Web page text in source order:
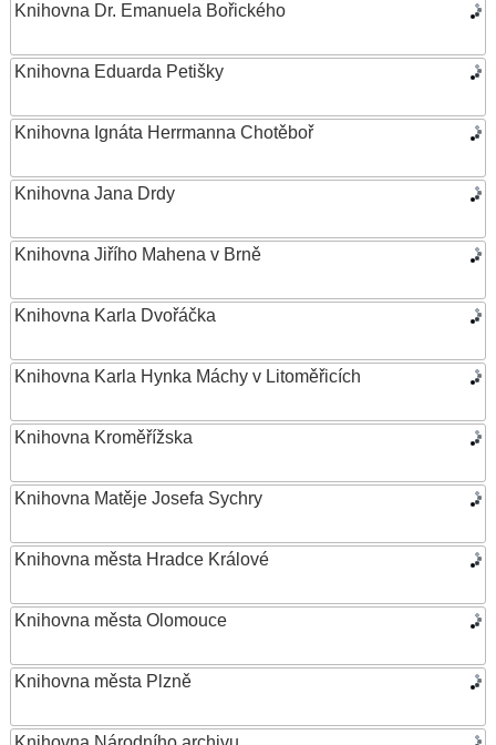
Knihovna Dr. Emanuela Bořického
Knihovna Eduarda Petišky
Knihovna Ignáta Herrmanna Chotěboř
Knihovna Jana Drdy
Knihovna Jiřího Mahena v Brně
Knihovna Karla Dvořáčka
Knihovna Karla Hynka Máchy v Litoměřicích
Knihovna Kroměřížska
Knihovna Matěje Josefa Sychry
Knihovna města Hradce Králové
Knihovna města Olomouce
Knihovna města Plzně